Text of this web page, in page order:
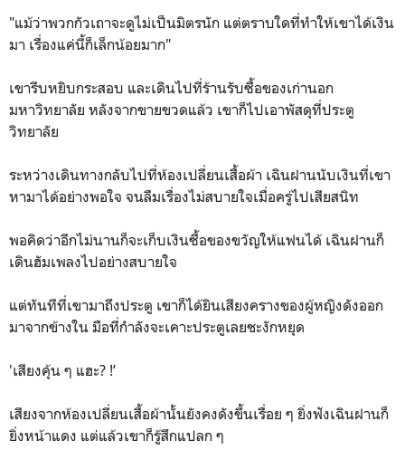
"แม้ว่าพวกกัวเถาจะดูไม่เป็นมิตรนัก แต่ตราบใดที่ทำให้เขาได้เงิน
มา เรื่องแค่นี้ก็เล็กน้อยมาก"
เขารีบหยิบกระสอบ และเดินไปที่ร้านรับซื้อของเก่านอก
มหาวิทยาลัย หลังจากขายขวดแล้ว เขาก็ไปเอาพัสดุที่ประตู
วิทยาลัย
ระหว่างเดินทางกลับไปที่ห้องเปลี่ยนเสื้อผ้า เฉินฝานนับเงินที่เขา
หามาได้อย่างพอใจ จนลืมเรื่องไม่สบายใจเมื่อครู่ไปเสียสนิท
พอคิดว่าอีกไม่นานก็จะเก็บเงินซื้อของขวัญให้แฟนได้ เฉินฝานก็
เดินฮัมเพลงไปอย่างสบายใจ
แต่ทันทีที่เขามาถึงประตู เขาก็ได้ยินเสียงครางของผู้หญิงดังออก
มาจากข้างใน มือที่กำลังจะเคาะประตูเลยชะงักหยุด
'เสียงคุ้น ๆ แฮะ? !’
เสียงจากห้องเปลี่ยนเสื้อผ้านั้นยังคงดังขึ้นเรื่อย ๆ ยิ่งฟังเฉินฝานก็
ยิ่งหน้าแดง แต่แล้วเขาก็รู้สึกแปลก ๆ